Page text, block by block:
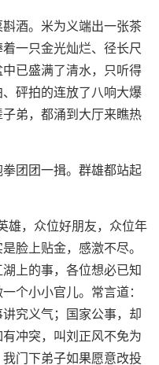
酒。米为义端出一张茶
一只金光灿烂、径长尺
已盛满了清水，只听得
砰拍的连放了八响大爆
弟，都涌到大厅来瞧热
团团一揖。群雄都站起
雄，众位好朋友，众位年
脸上贴金，感激不尽。
上的事，各位想必已知
个小小官儿。常言道：
究义气；国家公事，却
冲突，叫刘正风不免为
门下弟子如果愿意改投